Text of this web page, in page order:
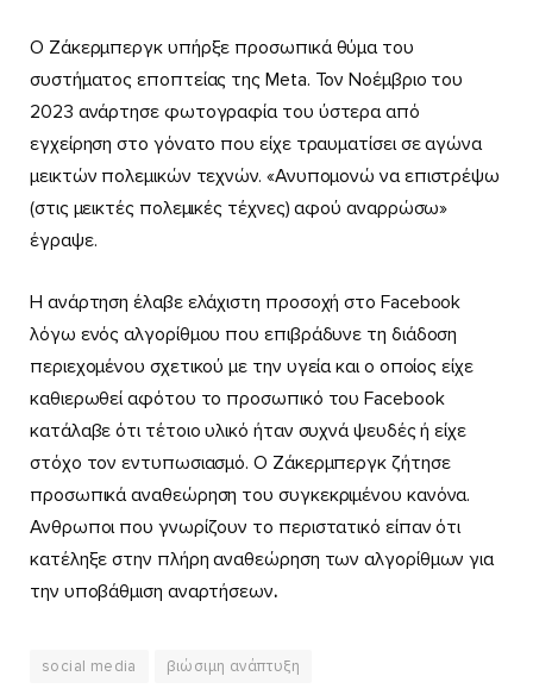
Ο Ζάκερμπεργκ υπήρξε προσωπικά θύμα του
συστήματος εποπτείας της Meta. Τον Νοέμβριο του
2023 ανάρτησε φωτογραφία του ύστερα από
εγχείρηση στο γόνατο που είχε τραυματίσει σε αγώνα
μεικτών πολεμικών τεχνών. «Ανυπομονώ να επιστρέψω
(στις μεικτές πολεμικές τέχνες) αφού αναρρώσω»
έγραψε.
Η ανάρτηση έλαβε ελάχιστη προσοχή στο Facebook
λόγω ενός αλγορίθμου που επιβράδυνε τη διάδοση
περιεχομένου σχετικού με την υγεία και ο οποίος είχε
καθιερωθεί αφότου το προσωπικό του Facebook
κατάλαβε ότι τέτοιο υλικό ήταν συχνά ψευδές ή είχε
στόχο τον εντυπωσιασμό. Ο Ζάκερμπεργκ ζήτησε
προσωπικά αναθεώρηση του συγκεκριμένου κανόνα.
Ανθρωποι που γνωρίζουν το περιστατικό είπαν ότι
κατέληξε στην πλήρη αναθεώρηση των αλγορίθμων για
την υποβάθμιση αναρτήσεων.
social media βιώσιμη ανάπτυξη